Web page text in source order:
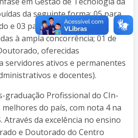
da seguinte forma: 05 para
e 03 para a turma de
à ampla concorrência; 01 de
oferecidas
servidores ativos e permanentes
e docentes).
graduação Profissional do CIn-
melhores do país, com nota 4 na
Através da excelência no ensino
e Doutorado do Centro